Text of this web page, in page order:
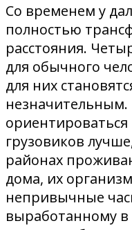
Со временем у
полностью
расстояния.
для обычного
для них
ориентироваться
грузовиков
районах
дома, их
непривычные
выработанному в